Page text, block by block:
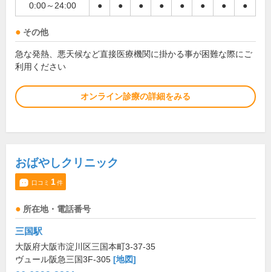
0:00～24:00 ● ● ● ● ● ● ● ●
その他
急な発熱、悪天候など直接医療機関に掛かる事が困難な際にご
利用ください
オンライン診療の詳細をみる
おばやしクリニック
口コミ 1件
所在地・電話番号
三国駅
大阪府大阪市淀川区三国本町3-37-35
ヴュール阪急三国3F-305 [地図]